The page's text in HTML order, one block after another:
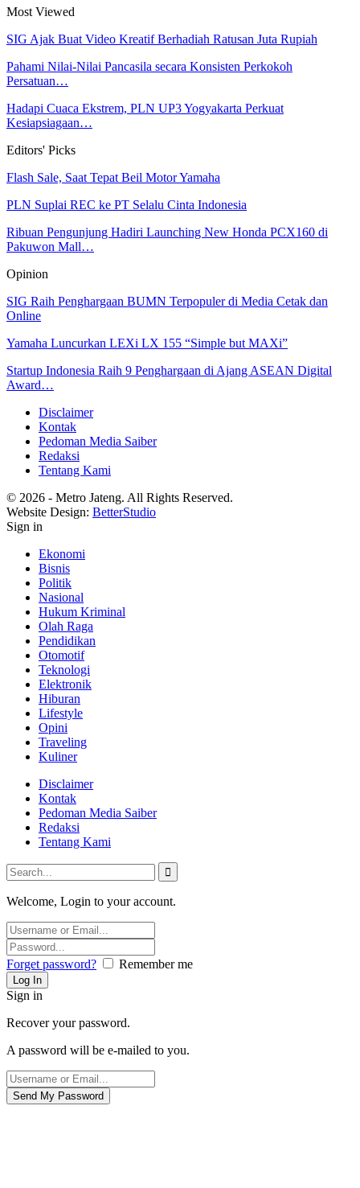
Most Viewed
SIG Ajak Buat Video Kreatif Berhadiah Ratusan Juta Rupiah
Pahami Nilai-Nilai Pancasila secara Konsisten Perkokoh
Persatuan…
Hadapi Cuaca Ekstrem, PLN UP3 Yogyakarta Perkuat
Kesiapsiagaan…
Editors' Picks
Flash Sale, Saat Tepat Beil Motor Yamaha
PLN Suplai REC ke PT Selalu Cinta Indonesia
Ribuan Pengunjung Hadiri Launching New Honda PCX160 di
Pakuwon Mall…
Opinion
SIG Raih Penghargaan BUMN Terpopuler di Media Cetak dan
Online
Yamaha Luncurkan LEXi LX 155 “Simple but MAXi”
Startup Indonesia Raih 9 Penghargaan di Ajang ASEAN Digital
Award…
Disclaimer
Kontak
Pedoman Media Saiber
Redaksi
Tentang Kami
© 2026 - Metro Jateng. All Rights Reserved.
Website Design: BetterStudio
Sign in
Ekonomi
Bisnis
Politik
Nasional
Hukum Kriminal
Olah Raga
Pendidikan
Otomotif
Teknologi
Elektronik
Hiburan
Lifestyle
Opini
Traveling
Kuliner
Disclaimer
Kontak
Pedoman Media Saiber
Redaksi
Tentang Kami
Welcome, Login to your account.
Forget password? Remember me
Sign in
Recover your password.
A password will be e-mailed to you.